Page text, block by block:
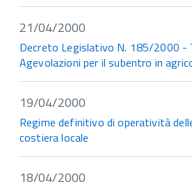
21/04/2000
Decreto Legislativo N. 185/2000 -
Agevolazioni per il subentro in
19/04/2000
Regime definitivo di operatività
costiera locale
18/04/2000